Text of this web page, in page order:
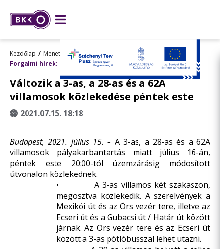
Kezdőlap
Menetrend, utazástervezés
Forgalmi hírek: előre tervezett változások
Változik a 3-as, a 28-as és a 62A
villamosok közlekedése péntek este
2021.07.15. 18:18
Budapest, 2021. július 15. – A 3-as, a 28-as és a 62A
villamosok pályakarbantartás miatt július 16-án,
péntek este 20:00-tól üzemzárásig módosított
útvonalon közlekednek.
• A 3-as villamos két szakaszon,
megosztva közlekedik. A szerelvények a
Mexikói út és az Örs vezér tere, illetve az
Ecseri út és a Gubacsi út / Határ út között
járnak. Az Örs vezér tere és az Ecseri út
között a 3-as pótlóbusszal lehet utazni.